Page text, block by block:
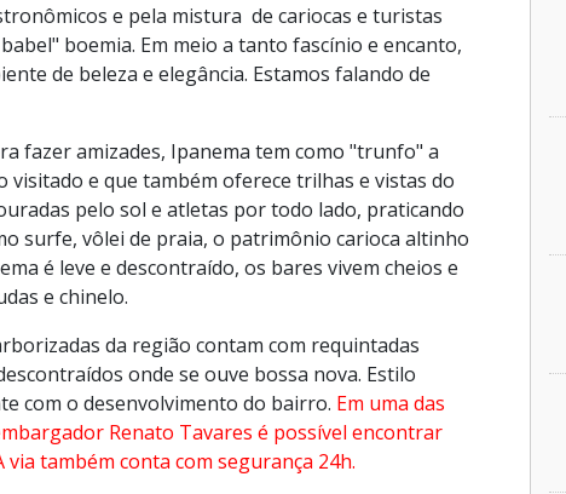
e pela mistura de cariocas e turistas
boemia. Em meio a tanto fascínio e encanto,
de beleza e elegância. Estamos falando de
fazer amizades, Ipanema tem como "trunfo" a
e que também oferece trilhas e vistas do
pelo sol e atletas por todo lado, praticando
surfe, vôlei de praia, o patrimônio carioca altinho
é leve e descontraído, os bares vivem cheios e
e chinelo.
da região contam com requintadas
onde se ouve bossa nova. Estilo
com o desenvolvimento do bairro. Em uma das
Renato Tavares é possível encontrar
via também conta com segurança 24h.